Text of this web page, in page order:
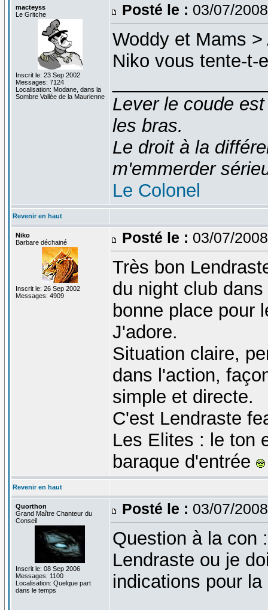
macteyss
Le Gritche
Inscrit le: 23 Sep 2002
Messages: 7124
Localisation: Modane, dans la
Sombre Vallée de la Maurienne
Posté le : 03/07/
Woddy et Mams
Niko vous tente-t-
Lever le coude
les bras.
Le droit à la
m'emmerder
Le Colonel
Revenir en haut
Niko
Barbare déchainé
Inscrit le: 26 Sep 2002
Messages: 4909
Posté le : 03/07/
Très bon
du night club
bonne place pour
J'adore.
Situation claire,
dans l'action,
simple et directe.
C'est Lendraste
Les Elites : le ton
baraque d'entrée
Revenir en haut
Quorthon
Grand Maître Chanteur du
Conseil
Inscrit le: 08 Sep 2006
Messages: 1100
Localisation: Quelque part
dans le temps
Posté le : 03/07/
Question à la con
Lendraste ou je
indications pour la